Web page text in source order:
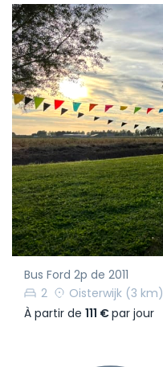
Bus Ford 2p de 2011
2
Oisterwijk (3 km)
À partir de 111 €par jour